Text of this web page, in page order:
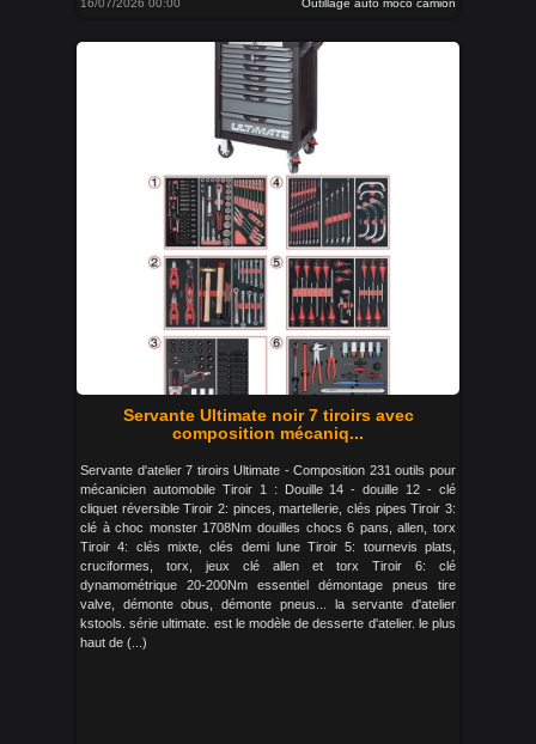
16/07/2026 00:00 Outillage auto moco camion
Servante Ultimate noir 7 tiroirs avec
composition mécaniq...
Servante d'atelier 7 tiroirs Ultimate - Composition 231 outils pour
mécanicien automobile Tiroir 1 : Douille 14 - douille 12 - clé
cliquet réversible Tiroir 2: pinces, martellerie, clés pipes Tiroir 3:
clé à choc monster 1708Nm douilles chocs 6 pans, allen, torx
Tiroir 4: clés mixte, clés demi lune Tiroir 5: tournevis plats,
cruciformes, torx, jeux clé allen et torx Tiroir 6: clé
dynamométrique 20-200Nm essentiel démontage pneus tire
valve, démonte obus, démonte pneus... la servante d'atelier
kstools. série ultimate. est le modèle de desserte d'atelier. le plus
haut de (...)